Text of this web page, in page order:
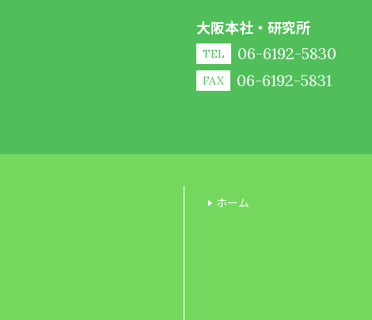
大阪本社・研究所
TEL 06-6192-5830
FAX 06-6192-5831
ホーム